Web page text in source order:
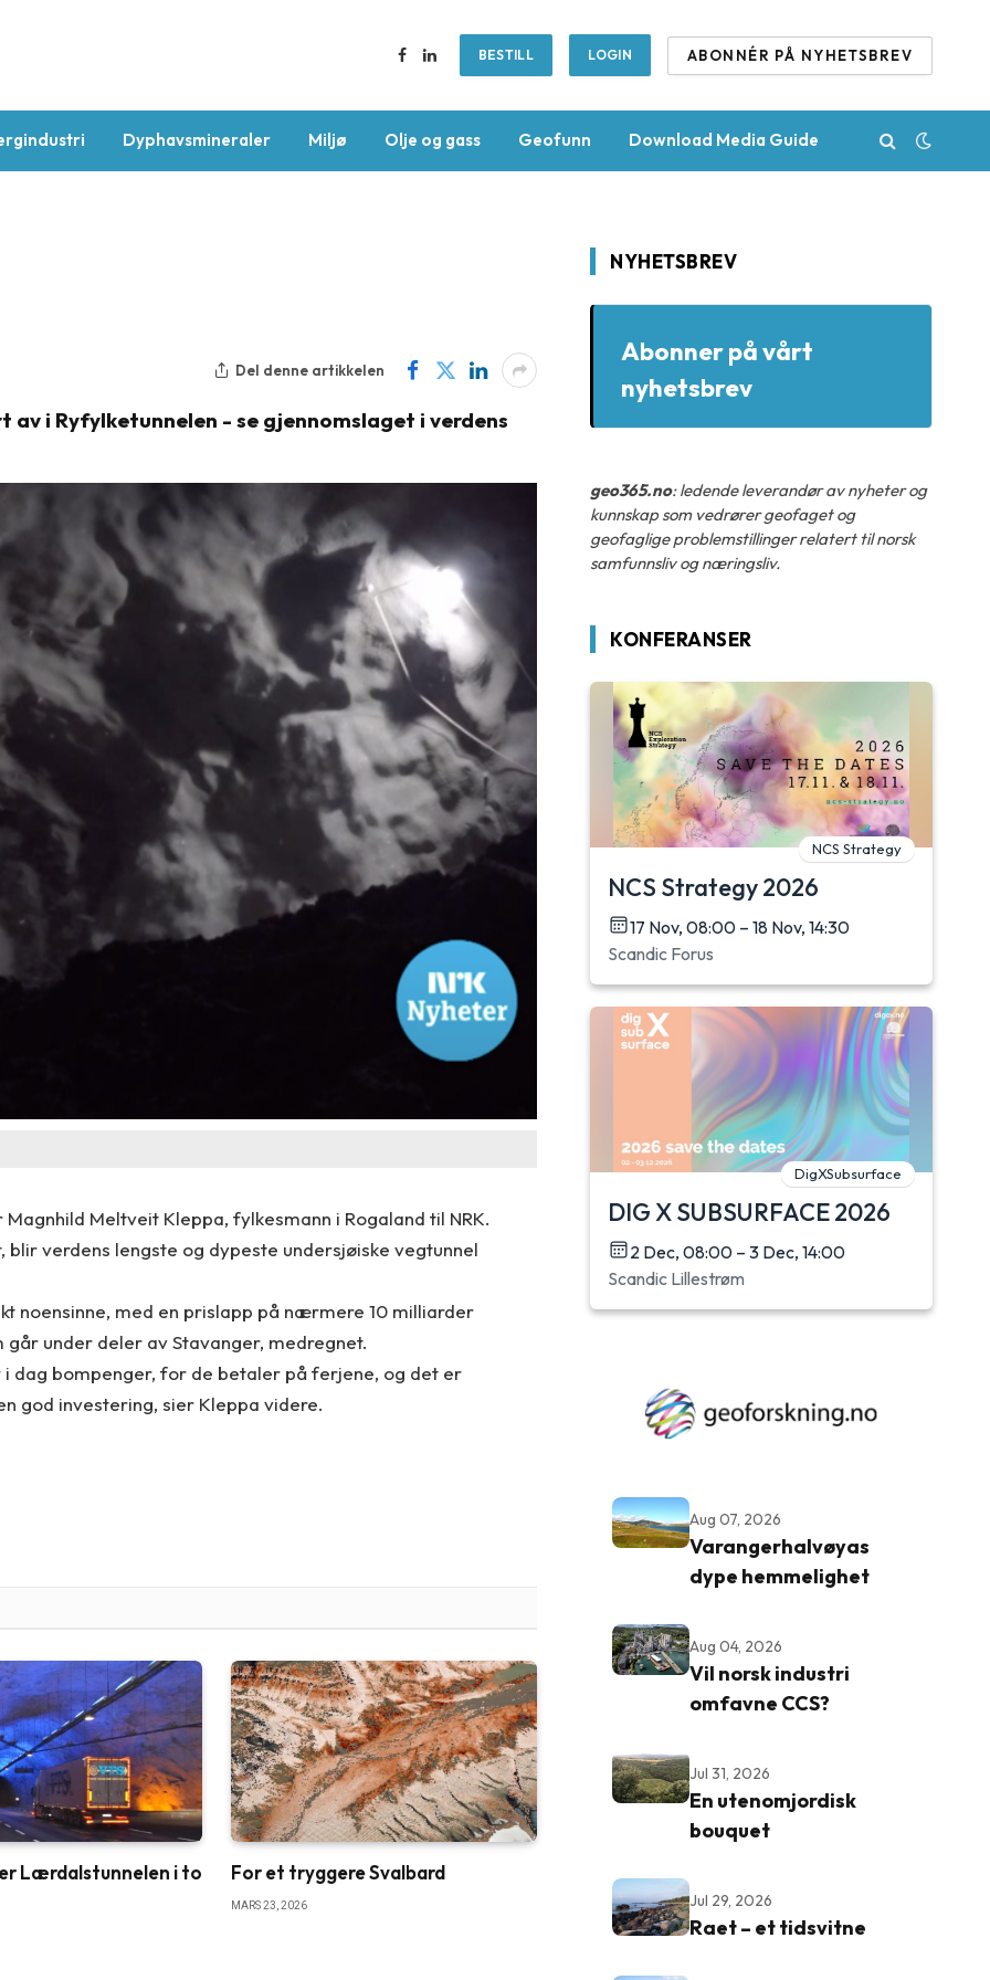
Facebook
LinkedInBESTILL LOGIN ABONNÉR PÅ NYHETSBREV
Dyphavsmineraler Miljø Olje og gass Geofunn Download Media Guide
Del denne artikkelen
i Ryfylketunnelen - se gjennomslaget i verdens
Meltveit Kleppa, fylkesmann i Rogaland til NRK.
blir verdens lengste og dypeste undersjøiske vegtunnel
noensinne, med en prislapp på nærmere 10 milliarder
går under deler av Stavanger, medregnet.
dag bompenger, for de betaler på ferjene, og det er
god investering, sier Kleppa videre.
Lærdalstunnelen i to For et tryggere Svalbard
MARS 23, 2026
NYHETSBREV
Abonner på vårt
nyhetsbrev
geo365.no: ledende leverandør av nyheter og
kunnskap som vedrører geofaget og
geofaglige problemstillinger relatert til norsk
samfunnsliv og næringsliv.
KONFERANSER
NCS Strategy
NCS Strategy 2026
17 Nov, 08:00 – 18 Nov, 14:30
Scandic Forus
DigXSubsurface
DIG X SUBSURFACE 2026
2 Dec, 08:00 – 3 Dec, 14:00
Scandic Lillestrøm
Aug 07, 2026
Varangerhalvøyas
dype hemmelighet
Aug 04, 2026
Vil norsk industri
omfavne CCS?
Jul 31, 2026
En utenomjordisk
bouquet
Jul 29, 2026
Raet – et tidsvitne